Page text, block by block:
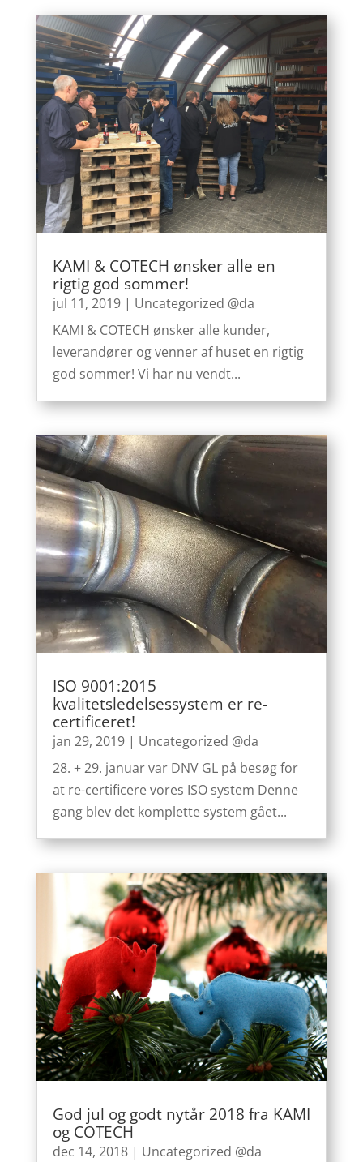
KAMI & COTECH ønsker alle en
rigtig god sommer!
jul 11, 2019| Uncategorized @da
KAMI & COTECH ønsker alle kunder,
leverandører og venner af huset en rigtig
god sommer! Vi har nu vendt...
ISO 9001:2015
kvalitetsledelsessystem er re-
certificeret!
jan 29, 2019| Uncategorized @da
28. + 29. januar var DNV GL på besøg for
at re-certificere vores ISO system Denne
gang blev det komplette system gået...
God jul og godt nytår 2018 fra KAMI
og COTECH
dec 14, 2018| Uncategorized @da